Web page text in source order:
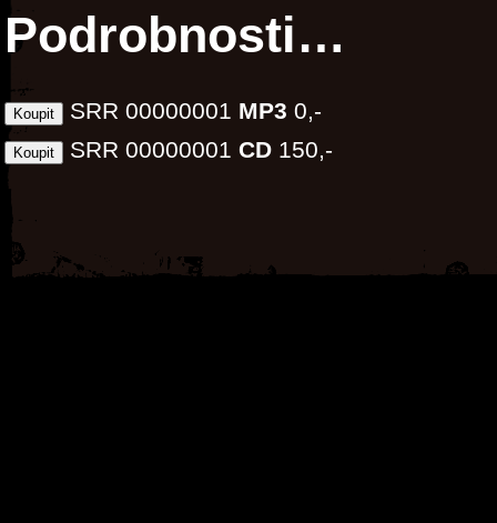
Podrobnosti…
SRR 00000001 MP3 0,-
SRR 00000001 CD 150,-